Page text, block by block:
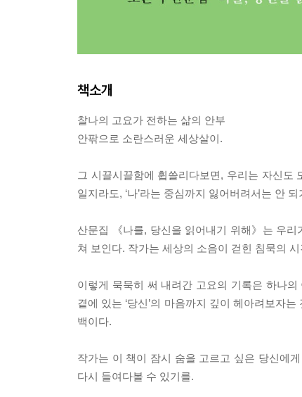
책소개
찰나의 고요가 전하는 삶의 안부
안팎으로 소란스러운 세상살이.
그 시끌시끌함에 휩쓸리다보면, 우리는 자신도
일지라도, ‘나’라는 중심까지 잃어버려서는 안
산문집 《나를, 당신을 읽어내기 위해》는 우
쳐 보인다. 작가는 세상의 소음이 걷힌 침묵의
이렇게 묵묵히 써 내려간 고요의 기록은 하나
곁에 있는 ‘당신’의 마음까지 깊이 헤아려보자
백이다.
작가는 이 책이 잠시 숨을 고르고 싶은 당신에
다시 들여다볼 수 있기를.